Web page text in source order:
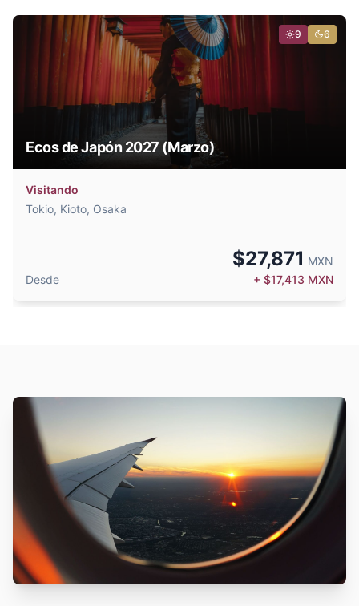
9 6
Ecos de Japón 2027 (Marzo)
Visitando
Tokio, Kioto, Osaka
Desde
$27,871 MXN
+ $17,413 MXN